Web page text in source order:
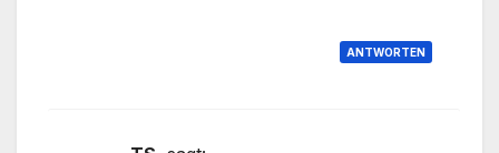
ANTWORTEN